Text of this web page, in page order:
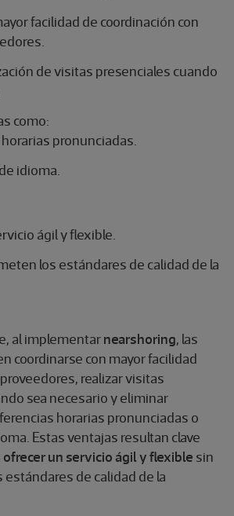
facilidad de coordinación con
de visitas presenciales cuando
como:
pronunciadas.
idioma.
ágil y flexible.
los estándares de calidad de la
al implementarnearshoring, las
coordinarse con mayor facilidad
realizar visitas
sea necesario y eliminar
horarias pronunciadas o
Estas ventajas resultan clave
ofrecer un servicio ágil y flexible sin
de calidad de la